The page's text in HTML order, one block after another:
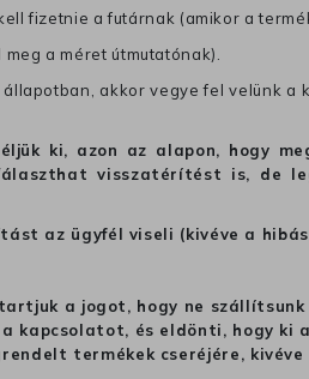
fizetnie a futárnak (amikor a
a méret útmutatónak).
akkor vegye fel velünk a
ki, azon az alapon, hogy
visszatérítést is, de
az ügyfél viseli (kivéve a
a jogot, hogy ne szállítsunk
kapcsolatot, és eldönti, hogy ki
termékek cseréjére, kivéve